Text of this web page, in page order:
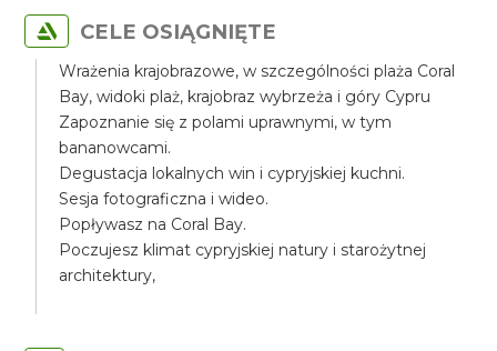
CELE OSIĄGNIĘTE
Wrażenia krajobrazowe, w szczególności plaża Coral
Bay, widoki plaż, krajobraz wybrzeża i góry Cypru
Zapoznanie się z polami uprawnymi, w tym
bananowcami.
Degustacja lokalnych win i cypryjskiej kuchni.
Sesja fotograficzna i wideo.
Popływasz na Coral Bay.
Poczujesz klimat cypryjskiej natury i starożytnej
architektury,